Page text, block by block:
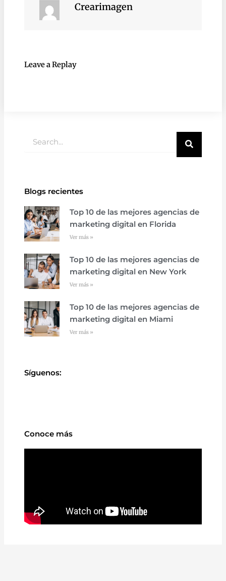
Crearimagen
Leave a Replay
Blogs recientes
Top 10 de las mejores agencias de
marketing digital en Florida
Ver más »
Top 10 de las mejores agencias de
marketing digital en New York
Ver más »
Top 10 de las mejores agencias de
marketing digital en Miami
Ver más »
Síguenos:
Conoce más